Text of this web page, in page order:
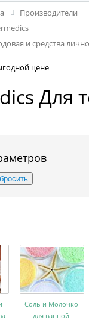
Производители
и средства
цене
Для
Соль и Молочко
для ванной